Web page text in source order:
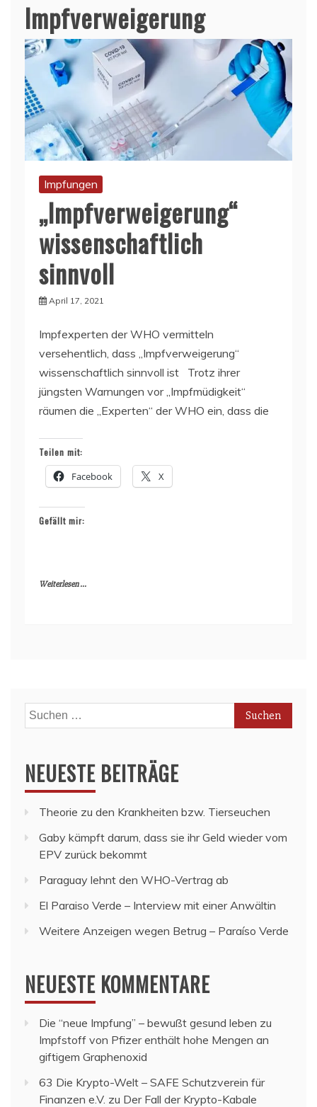
Impfverweigerung
Impfungen
„Impfverweigerung“
wissenschaftlich
sinnvoll
April 17, 2021
Impfexperten der WHO vermitteln
versehentlich, dass „Impfverweigerung“
wissenschaftlich sinnvoll ist Trotz ihrer
jüngsten Warnungen vor „Impfmüdigkeit“
räumen die „Experten“ der WHO ein, dass die
Teilen mit:
Facebook X
Gefällt mir:
Weiterlesen ...
Suchen
nach:
NEUESTE BEITRÄGE
Theorie zu den Krankheiten bzw. Tierseuchen
Gaby kämpft darum, dass sie ihr Geld wieder vom
EPV zurück bekommt
Paraguay lehnt den WHO-Vertrag ab
El Paraiso Verde – Interview mit einer Anwältin
Weitere Anzeigen wegen Betrug – Paraíso Verde
NEUESTE KOMMENTARE
Die “neue Impfung” – bewußt gesund leben zu
Impfstoff von Pfizer enthält hohe Mengen an
giftigem Graphenoxid
63 Die Krypto-Welt – SAFE Schutzverein für
Finanzen e.V. zu Der Fall der Krypto-Kabale